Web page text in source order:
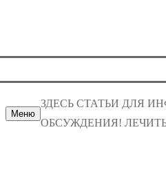
Меню
ЗДЕСЬ СТАТЬИ ДЛЯ
ОБСУЖДЕНИЯ!